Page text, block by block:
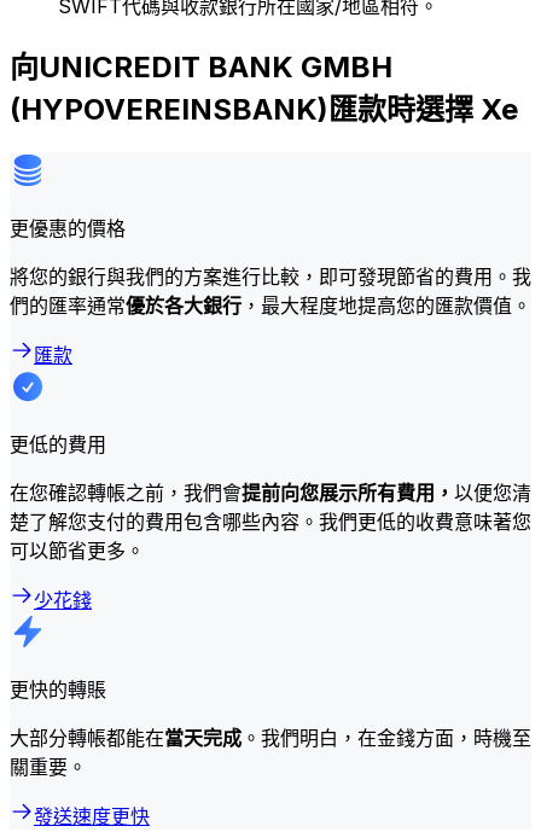
SWIFT代碼與收款銀行所在國家/地區相符。
向UNICREDIT BANK GMBH
(HYPOVEREINSBANK)匯款時選擇 Xe
更優惠的價格
將您的銀行與我們的方案進行比較，即可發現節省的費用。我
們的匯率通常優於各大銀行 ，最大程度地提高您的匯款價值。
匯款
更低的費用
在您確認轉帳之前，我們會提前向您展示所有費用， 以便您清
楚了解您支付的費用包含哪些內容。我們更低的收費意味著您
可以節省更多。
少花錢
更快的轉賬
大部分轉帳都能在當天完成 。我們明白，在金錢方面，時機至
關重要。
發送速度更快